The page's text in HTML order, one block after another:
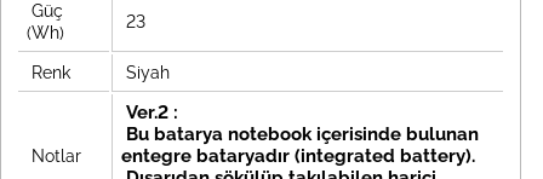
Güç
(Wh)
23
Renk Siyah
Notlar
Ver.2 :
Bu batarya notebook içerisinde bulunan
entegre bataryadır (integrated battery).